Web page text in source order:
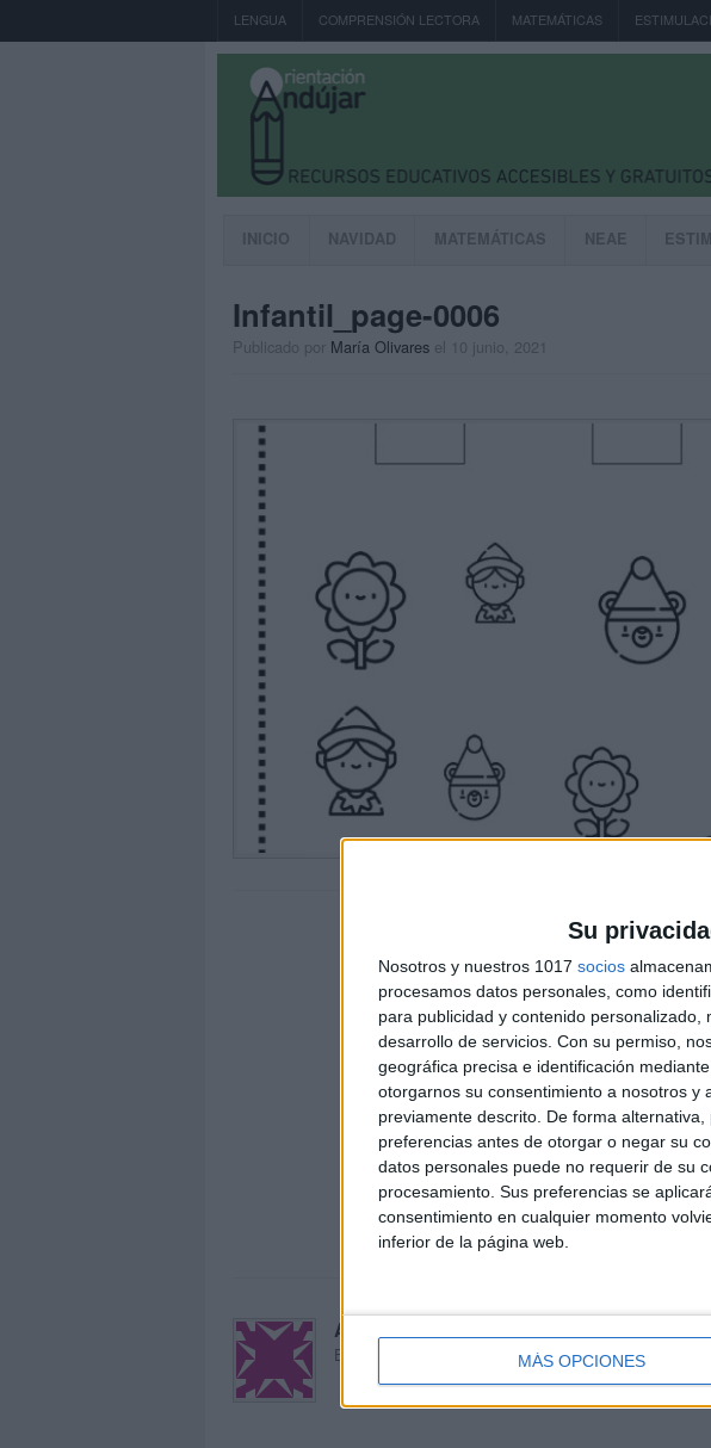
Su
Nosotros y nuestros 1017 socios
procesamos datos personales, como
para publicidad y contenido
desarrollo de servicios. Con su permiso,
geográfica precisa e identificación
otorgarnos su consentimiento a nosotros y
previamente descrito. De forma
preferencias antes de otorgar o negar su
datos personales puede no requerir de su
procesamiento. Sus preferencias se
consentimiento en cualquier momento
inferior de la página web.
MÁS OPCIONES
LENGUA COMPRENSIÓN LECTORA MATEMÁTICAS
INICIO NAVIDAD MATEMÁTICAS NEAE
Infantil_page-0006
Publicado por María Olivares el 10 junio, 2021
Acerca de María Olivares
El autor no ha proporcionado ninguna información.